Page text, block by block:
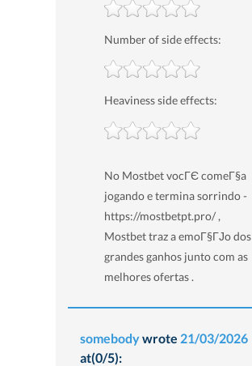
Number of side effects:
Heaviness side effects:
No Mostbet vocГЄ comeГ§a
jogando e termina sorrindo -
https://mostbetpt.pro/ ,
Mostbet traz a emoГ§ГЈo dos
grandes ganhos junto com as
melhores ofertas .
somebodywrote 21/03/2026
at(0/5):